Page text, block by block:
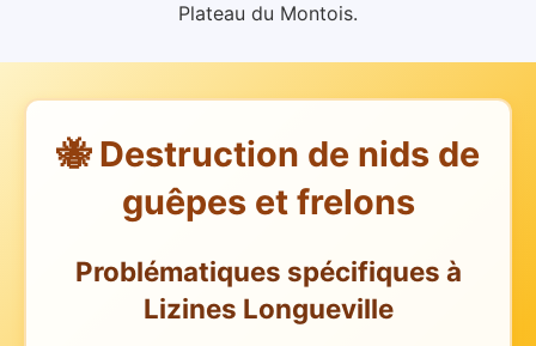
Plateau du Montois.
🐝 Destruction de nids de
guêpes et frelons
Problématiques spécifiques à
Lizines Longueville